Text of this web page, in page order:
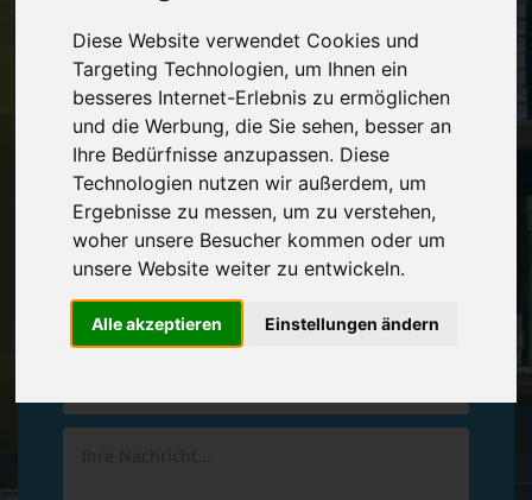
Diese Website verwendet Cookies und
Targeting Technologien, um Ihnen ein
besseres Internet-Erlebnis zu ermöglichen
und die Werbung, die Sie sehen, besser an
Ihre Bedürfnisse anzupassen. Diese
Technologien nutzen wir außerdem, um
Ergebnisse zu messen, um zu verstehen,
woher unsere Besucher kommen oder um
unsere Website weiter zu entwickeln.
Alle akzeptieren Einstellungen ändern
Management?
Vereinbaren Sie einenRückruf
Hinterlassen Sie uns gern eine persönliche Nachricht.